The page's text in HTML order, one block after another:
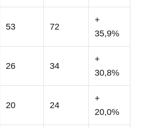
53 72
+
35,9%
26 34
+
30,8%
20 24
+
20,0%